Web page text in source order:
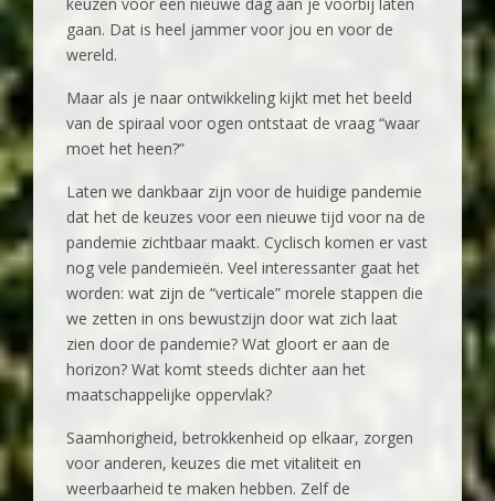
keuzen voor een nieuwe dag aan je voorbij laten
gaan. Dat is heel jammer voor jou en voor de
wereld.
Maar als je naar ontwikkeling kijkt met het beeld
van de spiraal voor ogen ontstaat de vraag “waar
moet het heen?”
Laten we dankbaar zijn voor de huidige pandemie
dat het de keuzes voor een nieuwe tijd voor na de
pandemie zichtbaar maakt. Cyclisch komen er vast
nog vele pandemieën. Veel interessanter gaat het
worden: wat zijn de “verticale” morele stappen die
we zetten in ons bewustzijn door wat zich laat
zien door de pandemie? Wat gloort er aan de
horizon? Wat komt steeds dichter aan het
maatschappelijke oppervlak?
Saamhorigheid, betrokkenheid op elkaar, zorgen
voor anderen, keuzes die met vitaliteit en
weerbaarheid te maken hebben. Zelf de